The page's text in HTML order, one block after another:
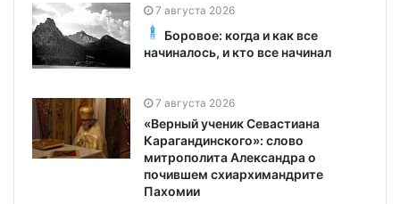
7 августа 2026
Боровое: когда и как все
начиналось, и кто все начинал
7 августа 2026
«Верный ученик Севастиана
Карагандинского»: слово
митрополита Александра о
почившем схиархимандрите
Пахомии